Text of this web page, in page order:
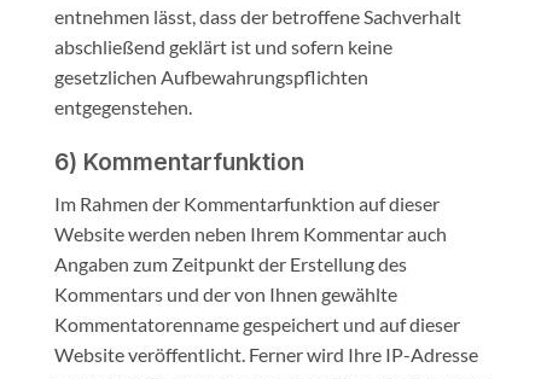
entnehmen lässt, dass der betroffene Sachverhalt
abschließend geklärt ist und sofern keine
gesetzlichen Aufbewahrungspflichten
entgegenstehen.
6) Kommentarfunktion
Im Rahmen der Kommentarfunktion auf dieser
Website werden neben Ihrem Kommentar auch
Angaben zum Zeitpunkt der Erstellung des
Kommentars und der von Ihnen gewählte
Kommentatorenname gespeichert und auf dieser
Website veröffentlicht. Ferner wird Ihre IP-Adresse